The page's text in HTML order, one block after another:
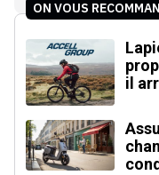
ON VOUS
il